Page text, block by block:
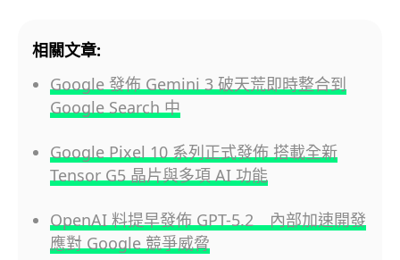
相關文章:
Google 發佈 Gemini 3 破天荒即時整合到
Google Search 中
Google Pixel 10 系列正式發佈 搭載全新
Tensor G5 晶片與多項 AI 功能
OpenAI 料提早發佈 GPT-5.2 內部加速開發
應對 Google 競爭威脅